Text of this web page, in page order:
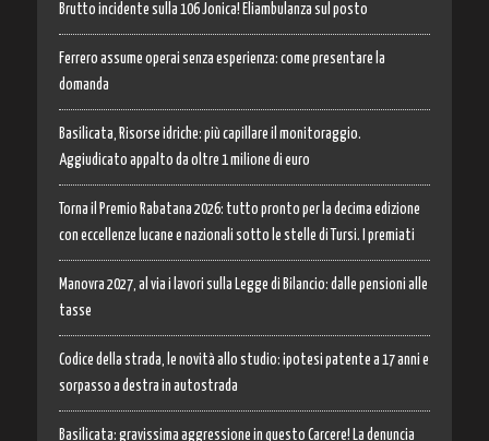
Brutto incidente sulla 106 Jonica! Eliambulanza sul posto
Ferrero assume operai senza esperienza: come presentare la
domanda
Basilicata, Risorse idriche: più capillare il monitoraggio.
Aggiudicato appalto da oltre 1 milione di euro
Torna il Premio Rabatana 2026: tutto pronto per la decima edizione
con eccellenze lucane e nazionali sotto le stelle di Tursi. I premiati
Manovra 2027, al via i lavori sulla Legge di Bilancio: dalle pensioni alle
tasse
Codice della strada, le novità allo studio: ipotesi patente a 17 anni e
sorpasso a destra in autostrada
Basilicata: gravissima aggressione in questo Carcere! La denuncia